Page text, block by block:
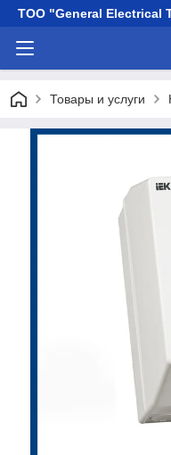
ТОО "General Electrical
Товары и услуги